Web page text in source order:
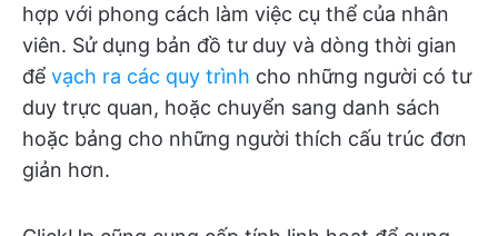
hợp với phong cách làm việc cụ thể của nhân
viên. Sử dụng bản đồ tư duy và dòng thời gian
để vạch ra các quy trình cho những người có tư
duy trực quan, hoặc chuyển sang danh sách
hoặc bảng cho những người thích cấu trúc đơn
giản hơn.